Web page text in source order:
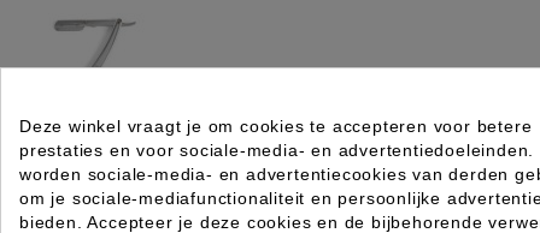
Barburys Scheermes Gentleness Chrome
Rating forQuality
Deze winkel vraagt je om cookies te accepteren voor betere
prestaties en voor sociale-media- en advertentiedoeleinden.
worden sociale-media- en advertentiecookies van derden
om je sociale-mediafunctionaliteit en persoonlijke
bieden. Accepteer je deze cookies en de bijbehorende